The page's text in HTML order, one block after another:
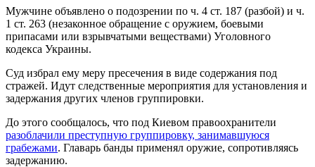
Мужчине объявлено о подозрении по ч. 4 ст. 187 (разбой) и ч.
1 ст. 263 (незаконное обращение с оружием, боевыми
припасами или взрывчатыми веществами) Уголовного
кодекса Украины.
Суд избрал ему меру пресечения в виде содержания под
стражей. Идут следственные мероприятия для установления и
задержания других членов группировки.
До этого сообщалось, что под Киевом правоохранители
разоблачили преступную группировку, занимавшуюся
грабежами. Главарь банды применял оружие, сопротивляясь
задержанию.